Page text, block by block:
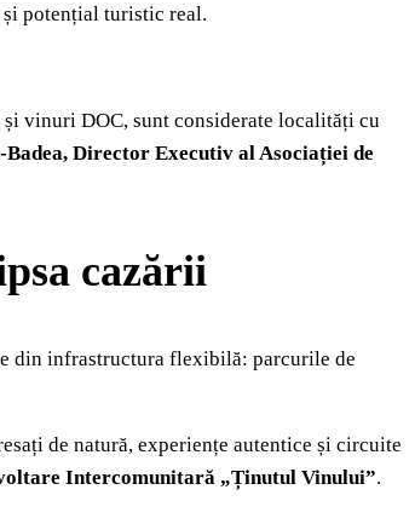
și potențial turistic real.
vinuri DOC, sunt considerate localități cu
Director Executiv al Asociației de
cazării
din infrastructura flexibilă: parcurile de
de natură, experiențe autentice și circuite
Intercomunitară „Ținutul Vinului”.